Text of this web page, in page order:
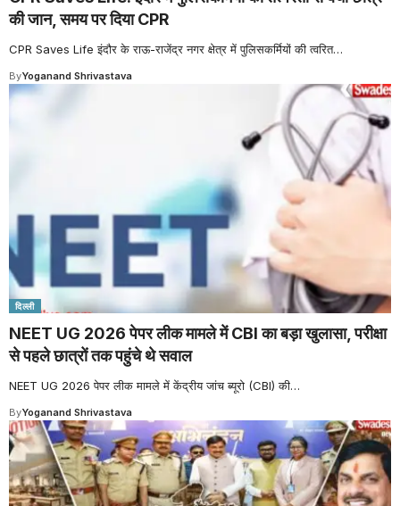
की जान, समय पर दिया CPR
CPR Saves Life इंदौर के राऊ-राजेंद्र नगर क्षेत्र में पुलिसकर्मियों की त्वरित…
ByYoganand Shrivastava
दिल्ली
NEET UG 2026 पेपर लीक मामले में CBI का बड़ा खुलासा, परीक्षा
से पहले छात्रों तक पहुंचे थे सवाल
NEET UG 2026 पेपर लीक मामले में केंद्रीय जांच ब्यूरो (CBI) की…
ByYoganand Shrivastava